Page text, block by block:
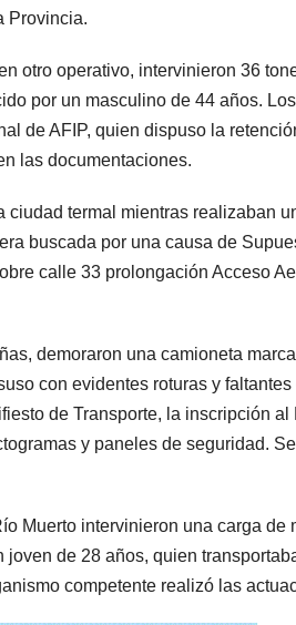
Provincia.
otro operativo, intervinieron 36
por un masculino de 44 años.
de AFIP, quien dispuso la
las documentaciones.
termal mientras realizaban
buscada por una causa de
calle 33 prolongación Acceso
demoraron una camioneta
con evidentes roturas y
de Transporte, la inscripción
y paneles de seguridad.
Muerto intervinieron una carga de
de 28 años, quien
competente realizó las